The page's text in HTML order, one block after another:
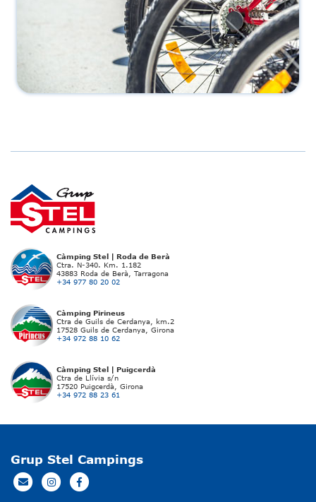
Càmping Stel | Roda de Berà
Ctra. N-340. Km. 1.182
43883 Roda de Berà, Tarragona
+34 977 80 20 02
Càmping Pirineus
Ctra de Guils de Cerdanya, km.2
17528 Guils de Cerdanya, Girona
+34 972 88 10 62
Càmping Stel | Puigcerdà
Ctra de Llívia s/n
17520 Puigcerdà, Girona
+34 972 88 23 61
Grup Stel Campings